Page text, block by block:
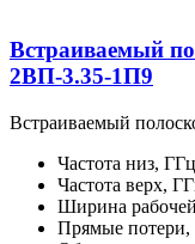
Встраиваемый
2ВП-3.35-1П9
Встраиваемый
Частота низ, ГГц
Частота верх,
Ширина
Прямые потери,